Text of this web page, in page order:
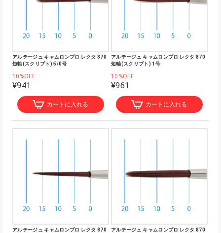
アルテージュ キャムロンプロ レクタ 870
短軸(スクリプト) 5/0号
10%OFF
¥941
カートに入れる
アルテージュ キャムロンプロ レクタ 870
短軸(スクリプト) 1号
10%OFF
¥961
カートに入れる
アルテージュ キャムロンプロ レクタ 870
アルテージュ キャムロンプロ レクタ 870